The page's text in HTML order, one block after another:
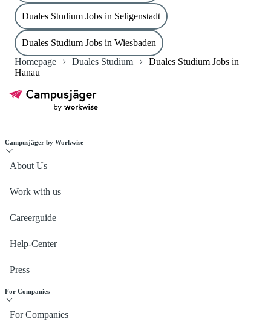
Duales Studium Jobs in Seligenstadt
Duales Studium Jobs in Wiesbaden
Homepage
Duales Studium
Duales Studium Jobs in
Hanau
Campusjäger by Workwise
About Us
Work with us
Careerguide
Help-Center
Press
For Companies
For Companies